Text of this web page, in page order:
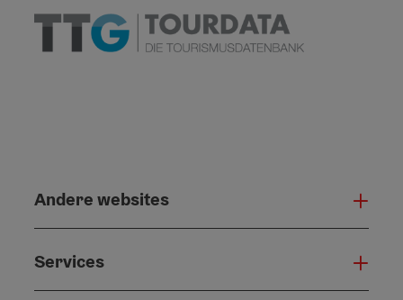
Andere websites
Services